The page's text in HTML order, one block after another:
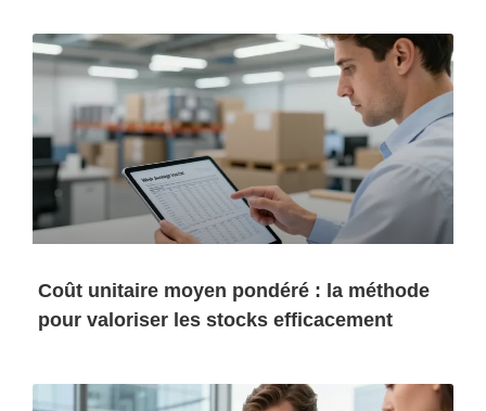
Coût unitaire moyen pondéré : la méthode
pour valoriser les stocks efficacement